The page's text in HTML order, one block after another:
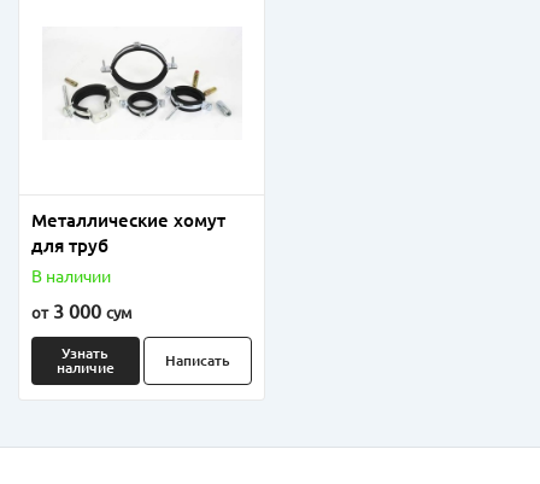
Металлические хомут
для труб
В наличии
от3 000 сум
Узнать
наличие
Написать